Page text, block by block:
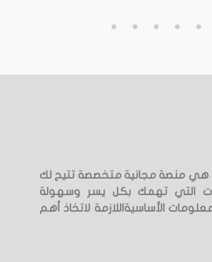
هي منصة مجانية متخصصة تتيح لك
التي تهمك بكل يسر وسهولة
الأساسيةاللازمة لاتخاذ أهم